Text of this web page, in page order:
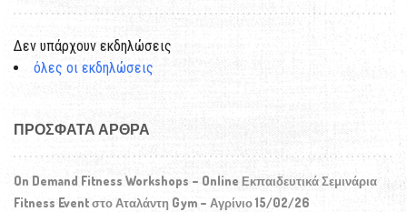
Δεν υπάρχουν εκδηλώσεις
όλες οι εκδηλώσεις
ΠΡΌΣΦΑΤΑ ΆΡΘΡΑ
On Demand Fitness Workshops – Online Εκπαιδευτικά Σεμινάρια
Fitness Event στο Αταλάντη Gym – Αγρίνιο 15/02/26